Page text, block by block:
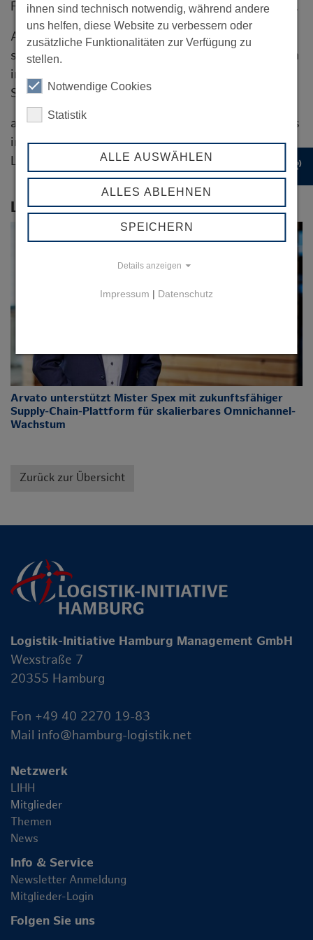
record_voice_over
ihnen sind technisch notwendig, während andere
uns helfen, diese Website zu verbessern oder
zusätzliche Funktionalitäten zur Verfügung zu
stellen.
Notwendige Cookies
Statistik
ALLE AUSWÄHLEN
ALLES ABLEHNEN
SPEICHERN
Details anzeigen
Impressum | Datenschutz
Finanz-Prozesse effizient und zuverlässig managt.
Am Standort Hamburg bietet arvato Healthcare
seinen Kunden auf mehr als 7.500 Quadratmetern
integrierte Supply-Chain- und Print-on-Demand-
Services.
arvato Healthcare ist ein Tochterunternehmen des
internationalen Medien-, Kommunikations- und
Logistikdienstleisters arvato AG.
LETZTE PRESSEMITTEILUNGEN
02
Arvato unterstützt Mister Spex mit zukunftsfähiger
Supply-Chain-Plattform für skalierbares Omnichannel-
Wachstum
Zurück zur Übersicht
Logistik-Initiative Hamburg Management GmbH
Wexstraße 7
20355 Hamburg
Fon +49 40 2270 19-83
Mail info@hamburg-logistik.net
Netzwerk
LIHH
Mitglieder
Themen
News
Info & Service
Newsletter Anmeldung
Mitglieder-Login
Folgen Sie uns